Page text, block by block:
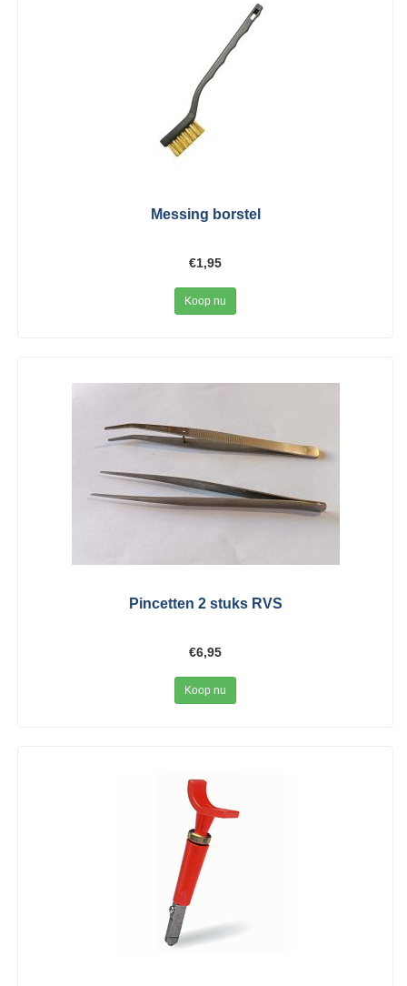
Messing borstel
€1,95
Koop nu
Pincetten 2 stuks RVS
€6,95
Koop nu